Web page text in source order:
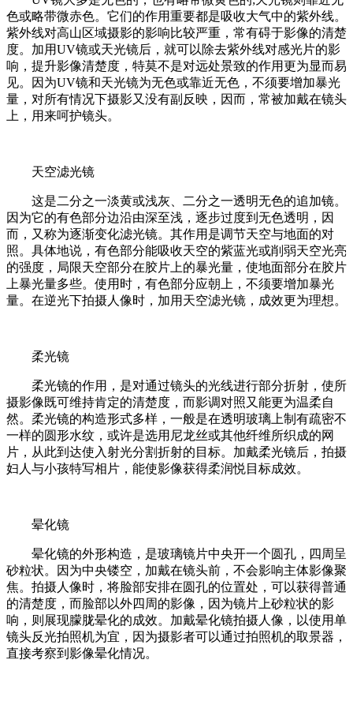
色或略带微赤色。它们的作用重要都是吸收大气中的紫外线。
紫外线对高山区域摄影的影响比较严重，常有碍于影像的清楚
度。加用UV镜或天光镜后，就可以除去紫外线对感光片的影
响，提升影像清楚度，特莫不是对远处景致的作用更为显而易
见。因为UV镜和天光镜为无色或靠近无色，不须要增加暴光
量，对所有情况下摄影又没有副反映，因而，常被加戴在镜头
上，用来呵护镜头。
天空滤光镜
这是二分之一淡黄或浅灰、二分之一透明无色的追加镜。
因为它的有色部分边沿由深至浅，逐步过度到无色透明，因
而，又称为逐渐变化滤光镜。其作用是调节天空与地面的对
照。具体地说，有色部分能吸收天空的紫蓝光或削弱天空光亮
的强度，局限天空部分在胶片上的暴光量，使地面部分在胶片
上暴光量多些。使用时，有色部分应朝上，不须要增加暴光
量。在逆光下拍摄人像时，加用天空滤光镜，成效更为理想。
柔光镜
柔光镜的作用，是对通过镜头的光线进行部分折射，使所
摄影像既可维持肯定的清楚度，而影调对照又能更为温柔自
然。柔光镜的构造形式多样，一般是在透明玻璃上制有疏密不
一样的圆形水纹，或许是选用尼龙丝或其他纤维所织成的网
片，从此到达使入射光分割折射的目标。加戴柔光镜后，拍摄
妇人与小孩特写相片，能使影像获得柔润悦目标成效。
晕化镜
晕化镜的外形构造，是玻璃镜片中央开一个圆孔，四周呈
砂粒状。因为中央镂空，加戴在镜头前，不会影响主体影像聚
焦。拍摄人像时，将脸部安排在圆孔的位置处，可以获得普通
的清楚度，而脸部以外四周的影像，因为镜片上砂粒状的影
响，则展现朦胧晕化的成效。加戴晕化镜拍摄人像，以使用单
镜头反光拍照机为宜，因为摄影者可以通过拍照机的取景器，
直接考察到影像晕化情况。